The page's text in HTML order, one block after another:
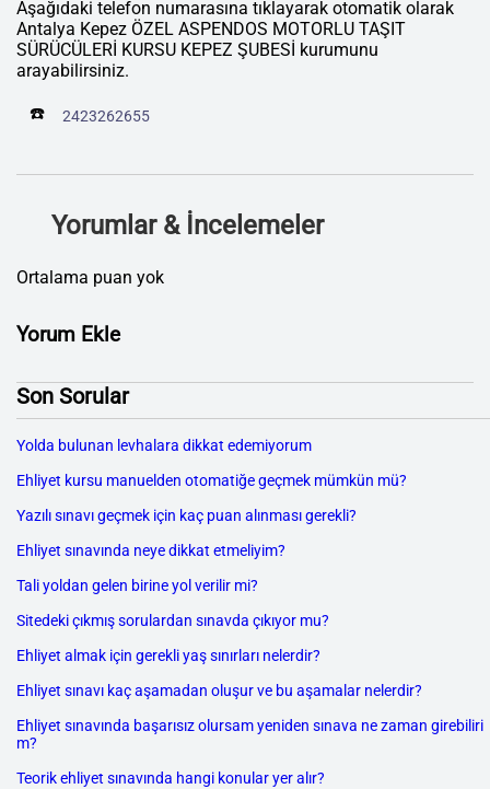
Aşağıdaki telefon numarasına tıklayarak otomatik olarak
Antalya Kepez ÖZEL ASPENDOS MOTORLU TAŞIT
SÜRÜCÜLERİ KURSU KEPEZ ŞUBESİ kurumunu
arayabilirsiniz.
☎️ 2423262655
Yorumlar & İncelemeler
Ortalama puan yok
Yorum Ekle
Son Sorular
Yolda bulunan levhalara dikkat edemiyorum
Ehliyet kursu manuelden otomatiğe geçmek mümkün mü?
Yazılı sınavı geçmek için kaç puan alınması gerekli?
Ehliyet sınavında neye dikkat etmeliyim?
Tali yoldan gelen birine yol verilir mi?
Sitedeki çıkmış sorulardan sınavda çıkıyor mu?
Ehliyet almak için gerekli yaş sınırları nelerdir?
Ehliyet sınavı kaç aşamadan oluşur ve bu aşamalar nelerdir?
Ehliyet sınavında başarısız olursam yeniden sınava ne zaman girebiliri
m?
Teorik ehliyet sınavında hangi konular yer alır?